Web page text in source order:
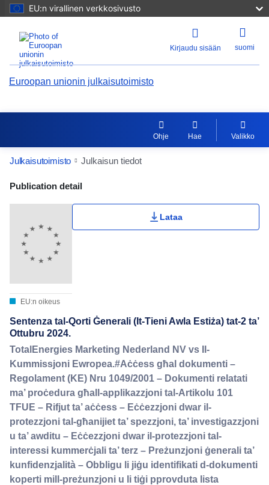
EU:n virallinen verkkosivusto
Kirjaudu sisään suomi
Euroopan unionin julkaisutoimisto
Ohje Hae Valikko
Julkaisutoimisto Julkaisun tiedot
Publication Detail Actions Portlet
Publication detail
EU:n oikeus
Lataa
Sentenza tal-Qorti Ġenerali (It-Tieni Awla Estiża) tat-2 ta’
Ottubru 2024.
TotalEnergies Marketing Nederland NV vs Il-
Kummissjoni Ewropea.#Aċċess għal dokumenti –
Regolament (KE) Nru 1049/2001 – Dokumenti relatati
ma’ proċedura għall-applikazzjoni tal-Artikolu 101
TFUE – Rifjut ta’ aċċess – Eċċezzjoni dwar il-
protezzjoni tal-għanijiet ta’ spezzjoni, ta’ investigazzjoni
u ta’ awditu – Eċċezzjoni dwar il-protezzjoni tal-
interessi kummerċjali ta’ terz – Preżunzjoni ġenerali ta’
kunfidenzjalità – Obbligu li jiġu identifikati d-dokumenti
koperti mill-preżunzjoni u li tiġi pprovduta lista